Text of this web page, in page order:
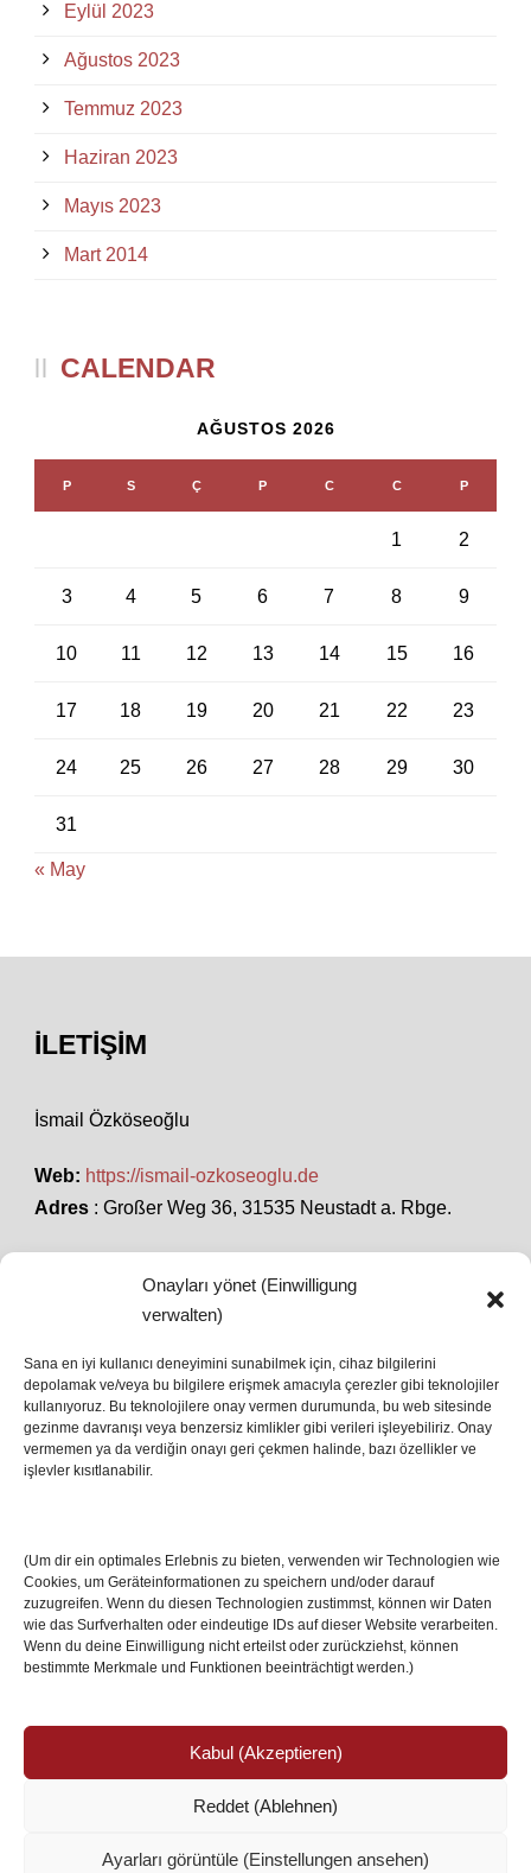
Onayları yönet (Einwilligung
verwalten)
Sana en iyi kullanıcı deneyimini sunabilmek için, cihaz bilgilerini
depolamak ve/veya bu bilgilere erişmek amacıyla çerezler gibi teknolojiler
kullanıyoruz. Bu teknolojilere onay vermen durumunda, bu web sitesinde
gezinme davranışı veya benzersiz kimlikler gibi verileri işleyebiliriz. Onay
vermemen ya da verdiğin onayı geri çekmen halinde, bazı özellikler ve
işlevler kısıtlanabilir.
(Um dir ein optimales Erlebnis zu bieten, verwenden wir Technologien wie
Cookies, um Geräteinformationen zu speichern und/oder darauf
zuzugreifen. Wenn du diesen Technologien zustimmst, können wir Daten
wie das Surfverhalten oder eindeutige IDs auf dieser Website verarbeiten.
Wenn du deine Einwilligung nicht erteilst oder zurückziehst, können
bestimmte Merkmale und Funktionen beeinträchtigt werden.)
Kabul (Akzeptieren)
Reddet (Ablehnen)
Ayarları görüntüle (Einstellungen ansehen)
Eylül 2023
Ağustos 2023
Temmuz 2023
Haziran 2023
Mayıs 2023
Mart 2014
CALENDAR
AĞUSTOS 2026
P S Ç P C C P
1 2
3 4 5 6 7 8 9
10 11 12 13 14 15 16
17 18 19 20 21 22 23
24 25 26 27 28 29 30
31
« May
İLETIŞIM
İsmail Özköseoğlu
Web: https://ismail-ozkoseoglu.de
Adres : Großer Weg 36, 31535 Neustadt a. Rbge.
SON HABERLER
İstanbul’da Avrupa Ligi Finali: Freiburg ve Aston
Villa Boğaz’da Tarih Yazmaya Hazırlanıyor
08 May 2026
17 Nis 2026
© Copyright 2024 /Impressum/Site sahibi